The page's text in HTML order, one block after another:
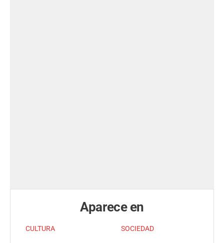
Aparece en
CULTURA SOCIEDAD